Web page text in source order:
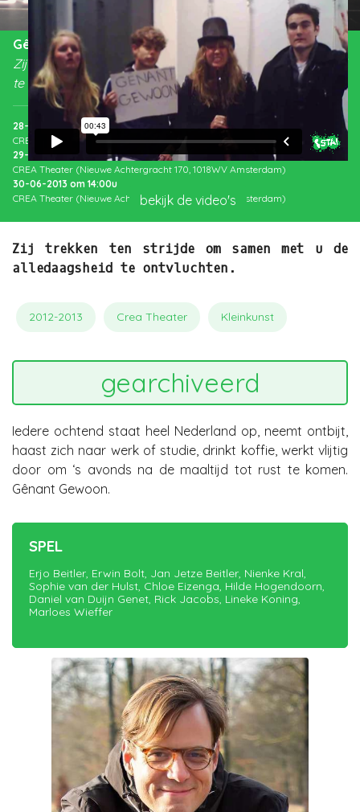
Gênant gewoon
Zij trekken ten strijde om samen met u de alledaagsheid
te ontvluchten.
28-06-2013om20:00u
CREA Theater (Nieuwe Achtergracht 170, 1018WV Amsterdam)
29-06-2013om20:00u
CREA Theater (Nieuwe Achtergracht 170, 1018WV Amsterdam)
30-06-2013 om 14:00u
CREA Theater (Nieuwe Achtergracht 170, 1018WV Amsterdam)
bekijk de video's
Zij trekken ten strijde om samen met u de
alledaagsheid te ontvluchten.
2012-2013 Crea Theater Kleinkunst
gearchiveerd
Iedere ochtend staat heel Nederland op, neemt ontbijt,
haast zich naar werk of studie, drinkt koffie, werkt vlijtig
door om ‘s avonds na de maaltijd tot rust te komen.
Gênant Gewoon.
SPEL
Erjo Beitler, Erwin Bolt, Jan Jetze Beitler, Nienke Kral,
Sophie van der Hulst, Chloe Eizenga, Hilde Hogendoorn,
Daniel van Duijn Genet, Rick Jacobs, Lineke Koning,
Marloes Wieffer